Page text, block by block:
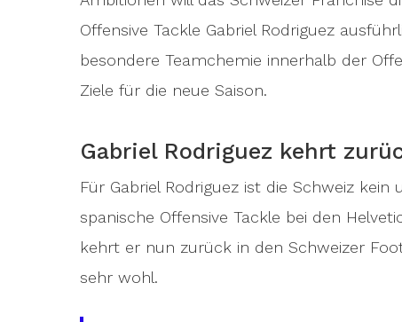
Offensive Tackle Gabriel Rodriguez
besondere Teamchemie innerhalb der
Ziele für die neue Saison.
Gabriel Rodriguez kehrt
Für Gabriel Rodriguez ist die Schweiz
spanische Offensive Tackle bei den
kehrt er nun zurück in den Schweizer
sehr wohl.